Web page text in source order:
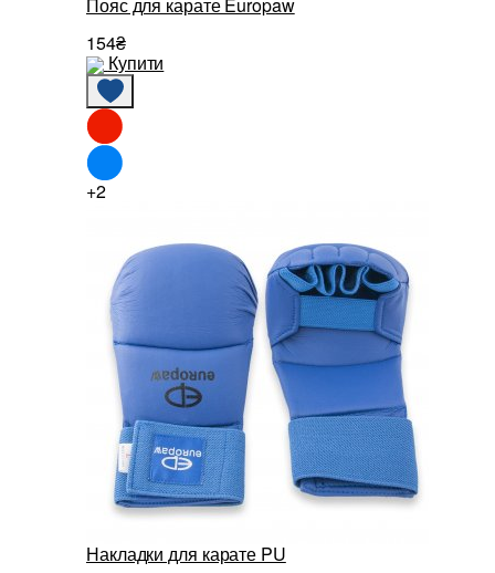
Пояс для карате Europaw
154₴
Купити
+2
Накладки для карате PU